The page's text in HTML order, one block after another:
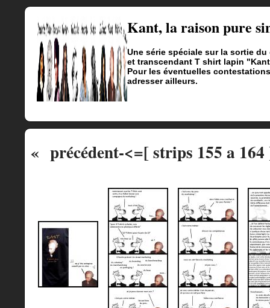
Kant, la raison pure
Une série spéciale sur la sortie
et transcendant T shirt lapin
Pour les éventuelles
adresser ailleurs.
« précédent-<=[ strips 155 a